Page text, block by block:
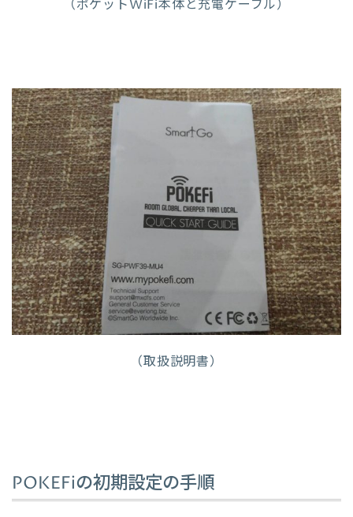
（ポケットWiFi本体と充電ケーブル）
（取扱説明書）
POKEFiの初期設定の手順